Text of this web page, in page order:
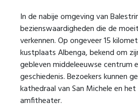
In de nabije omgeving van
bezienswaardigheden die de
verkennen. Op ongeveer 15
kustplaats Albenga, bekend om
gebleven middeleeuwse centrum
geschiedenis. Bezoekers kunnen
kathedraal van San Michele en het
amfitheater.